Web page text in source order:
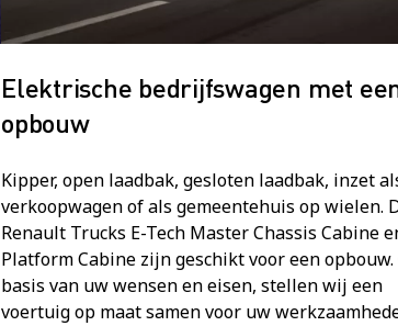
Elektrische bedrijfswagen met
opbouw
Kipper, open laadbak, gesloten laadbak, inzet
verkoopwagen of als gemeentehuis op wielen.
Renault Trucks E-Tech Master Chassis Cabine
Platform Cabine zijn geschikt voor een opbouw.
basis van uw wensen en eisen, stellen wij een
voertuig op maat samen voor uw